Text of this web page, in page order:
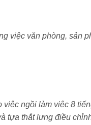
việc văn phòng, sản
việc ngồi làm việc 8
tựa thắt lưng điều